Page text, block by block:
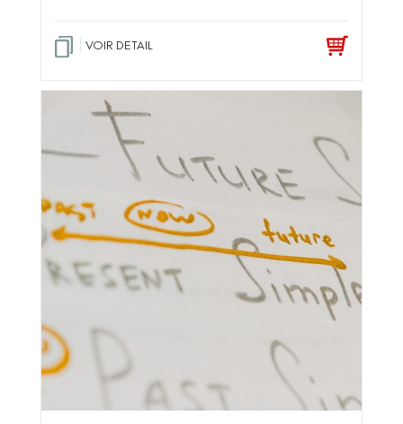
VOIR DETAIL